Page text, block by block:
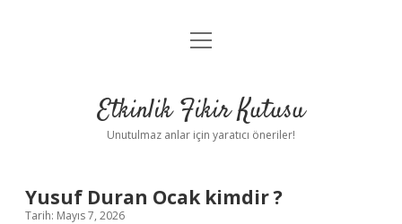
Anasayfa
Yasal Uyarı
menüyü
Etkinlik Fikir Kutusu
Unutulmaz anlar için yaratıcı öneriler!
Yusuf Duran Ocak kimdir ?
Tarih: Mayıs 7, 2026